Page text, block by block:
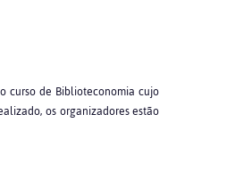
curso de Biblioteconomia cujo
os organizadores estão